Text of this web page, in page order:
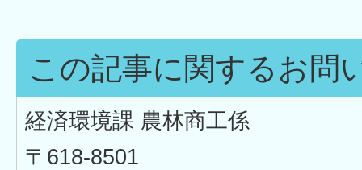
この記事に関するお問
経済環境課 農林商工係
〒618-8501